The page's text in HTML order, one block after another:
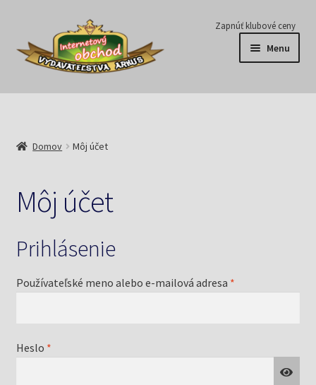
Preskočiť
navigáciu
Preskočiť
obsah
Zapnúť klubové ceny
Menu
Série
Predplatné
Pripravujeme
Pre školy
Kontakt
Domov Môj účet
Môj účet
Prihlásenie
Používateľské meno alebo e-mailová adresa *Povinné
Heslo *Povinné